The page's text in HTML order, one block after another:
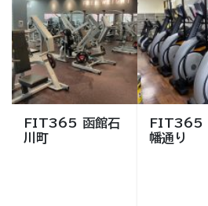
FIT365 函館石
川町
FIT365
幡通り